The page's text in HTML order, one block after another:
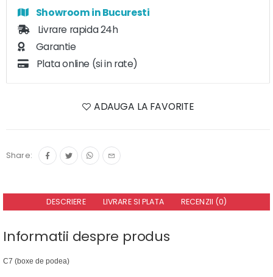
Showroom in Bucuresti
Livrare rapida 24h
Garantie
Plata online (si in rate)
ADAUGA LA FAVORITE
Share:
DESCRIERE LIVRARE SI PLATA RECENZII (0)
Informatii despre produs
C7 (boxe de podea)